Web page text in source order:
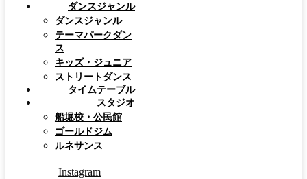
ダンスジャンル
ダンスジャンル
テーマパークダン
ス
キッズ・ジュニア
ストリートダンス
タイムテーブル
スタジオ
船堀校・公民館
ゴールドジム
ルネサンス
Instagram